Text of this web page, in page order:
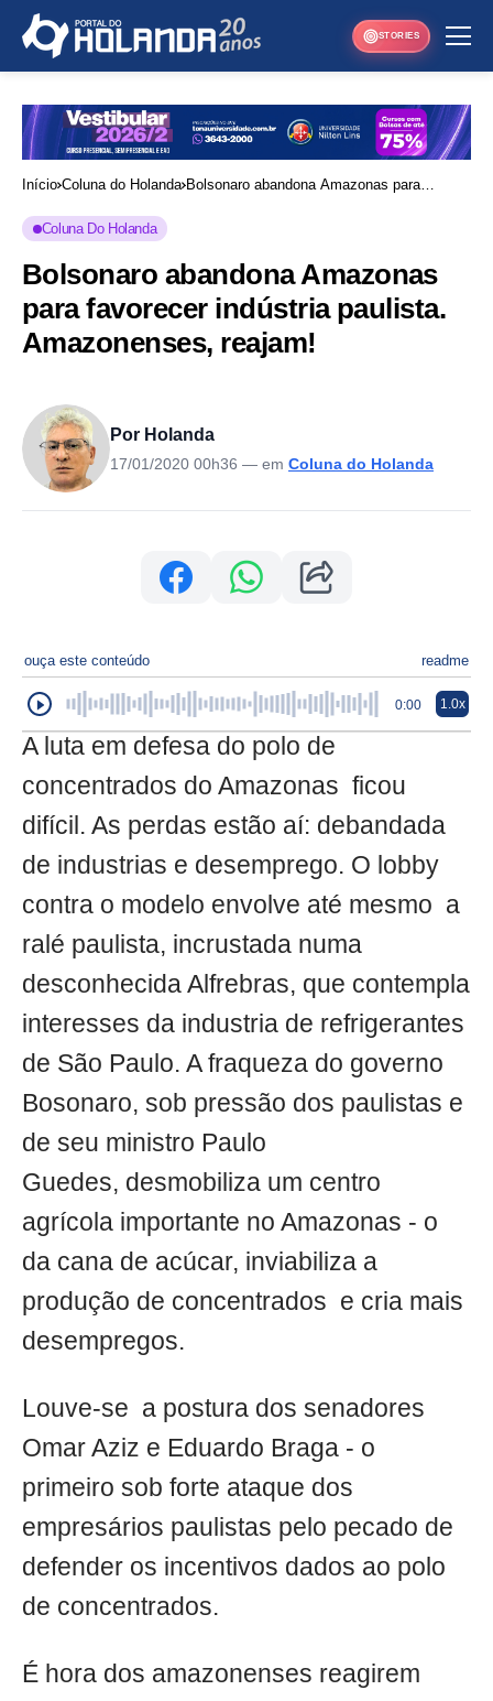
STORIES
Início Coluna do Holanda Bolsonaro abandona Amazonas para
Coluna Do Holanda
Bolsonaro abandona Amazonas
para favorecer indústria paulista.
Amazonenses, reajam!
Por Holanda
17/01/2020 00h36 — em Coluna do Holanda
ouça este conteúdo readme
0:00 1.0x
A luta em defesa do polo de
concentrados do Amazonas ficou
difícil. As perdas estão aí: debandada
de industrias e desemprego. O lobby
contra o modelo envolve até mesmo a
ralé paulista, incrustada numa
desconhecida Alfrebras, que contempla
interesses da industria de refrigerantes
de São Paulo. A fraqueza do governo
Bosonaro, sob pressão dos paulistas e
de seu ministro Paulo
Guedes, desmobiliza um centro
agrícola importante no Amazonas - o
da cana de acúcar, inviabiliza a
produção de concentrados e cria mais
desempregos.
Louve-se a postura dos senadores
Omar Aziz e Eduardo Braga - o
primeiro sob forte ataque dos
empresários paulistas pelo pecado de
defender os incentivos dados ao polo
de concentrados.
É hora dos amazonenses reagirem